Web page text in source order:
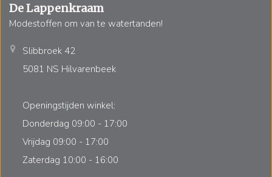
De Lappenkraam
Modestoffen om van te watertanden!
Slibbroek 42
5081 NS Hilvarenbeek
Openingstijden winkel:
Donderdag 09:00 - 17:00
Vrijdag 09:00 - 17:00
Zaterdag 10:00 - 16:00